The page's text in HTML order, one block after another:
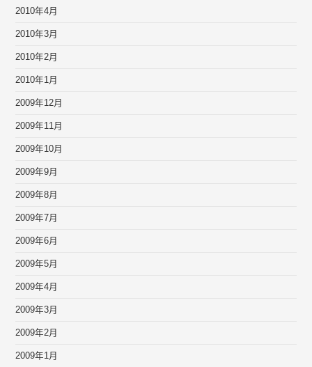
2010年4月
2010年3月
2010年2月
2010年1月
2009年12月
2009年11月
2009年10月
2009年9月
2009年8月
2009年7月
2009年6月
2009年5月
2009年4月
2009年3月
2009年2月
2009年1月